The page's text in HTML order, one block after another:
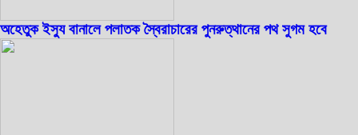
অহেতুক ইস্যু বানালে পলাতক স্বৈরাচারের পুনরুত্থানের পথ সুগম হবে